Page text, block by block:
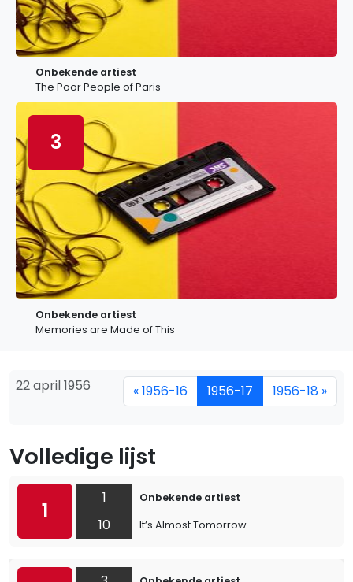
Onbekende artiest
The Poor People of Paris
3
Onbekende artiest
Memories are Made of This
22 april 1956 « 1956-16 1956-17 1956-18 »
Volledige lijst
1
1
10
Onbekende artiest
It’s Almost Tomorrow